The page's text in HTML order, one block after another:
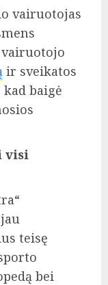
vairuotojas
ir sveikatos
baigė
visi
teisę
bei